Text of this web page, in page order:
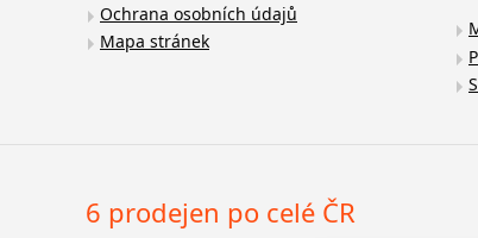
Ochrana osobních údajů
Mapa stránek
6 prodejen po celé ČR